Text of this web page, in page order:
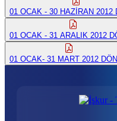
01 OCAK - 30 HAZİRAN 2012
01 OCAK - 31 ARALIK 2012
01 OCAK- 31 MART 2012